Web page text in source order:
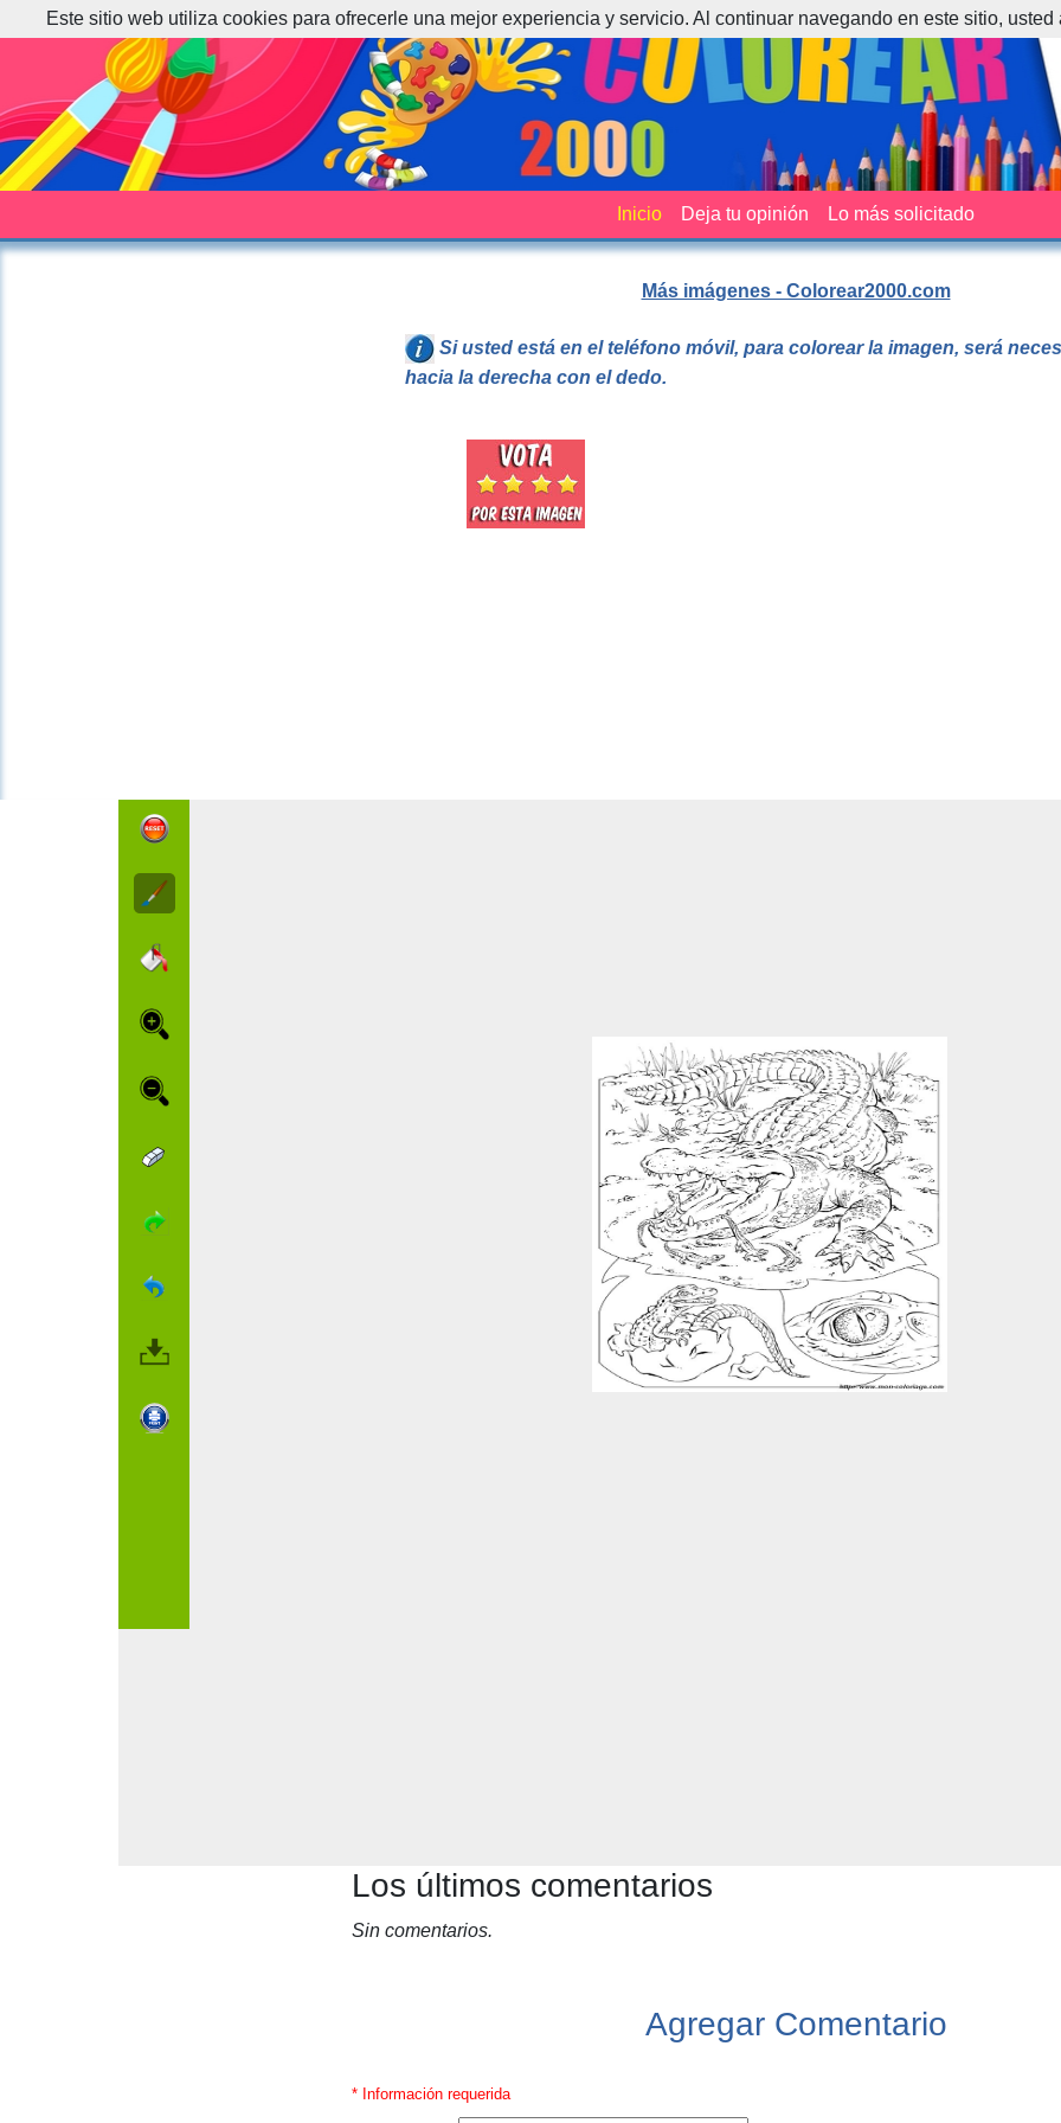
Inicio Deja tu opinión Lo más solicitado
Más imágenes - Colorear2000.com
Si usted está en el teléfono móvil, para colorear la imagen, será
hacia la derecha con el dedo.
Los últimos comentarios
Sin comentarios.
Agregar Comentario
* Información requerida
Este sitio web utiliza cookies para ofrecerle una mejor experiencia y servicio. Al continuar navegando en este sitio,